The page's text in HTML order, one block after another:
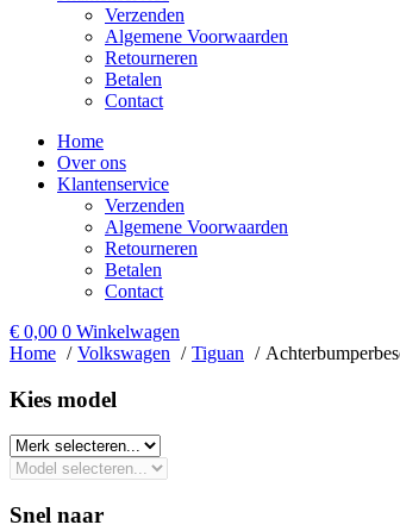
Verzenden
Algemene Voorwaarden
Retourneren
Betalen
Contact
Home
Over ons
Klantenservice
Verzenden
Algemene Voorwaarden
Retourneren
Betalen
Contact
€ 0,00 0 Winkelwagen
Home
Volkswagen Tiguan
Kies model​
Snel naar